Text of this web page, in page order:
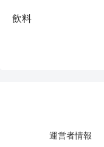
飲料
運営者情報